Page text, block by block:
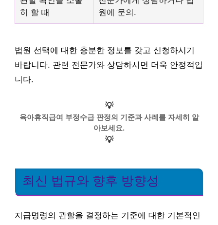
히 할 때
원에 문의.
법원 선택에 대한 충분한 정보를 갖고 신청하시기
바랍니다. 관련 전문가와 상담하시면 더욱 안정적입
니다.
💡
육아휴직급여 부정수급 판정의 기준과 사례를 자세히 알
아보세요.
💡
최신 법규와 향후 방향성
지급명령의 관할을 결정하는 기준에 대한 기본적인